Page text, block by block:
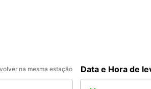
na mesma estação Data e Hora de